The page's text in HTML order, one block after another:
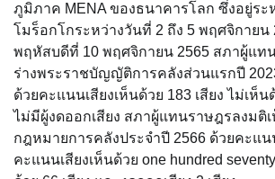
ภูมิภาค MENA ของธนาคารโลก ซึ่งอยู่ระ
โมร็อกโกระหว่างวันที่ 2 ถึง 5 พฤศจิกายน
พฤหัสบดีที่ 10 พฤศจิกายน 2565 สภาผู้แท
ร่างพระราชบัญญัติการคลังส่วนแรกปี
ด้วยคะแนนเสียงเห็นด้วย 183 เสียง ไม่เห็น
ไม่มีผู้งดออกเสียง สภาผู้แทนราษฎรลงมติ
กฎหมายการคลังประจำปี 2566 ด้วยคะแน
คะแนนเสียงเห็นด้วย one hundred